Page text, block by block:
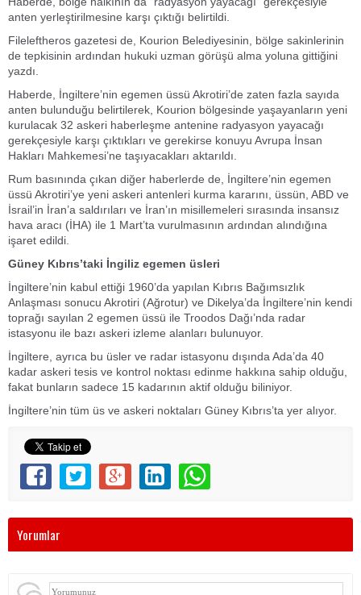
anten yerleştirilmesine karşı çıktığı belirtildi.
Fileleftheros gazetesi de, Kourion Belediyesinin, bölge sakinlerinin
de tepkisinin ardından hukuki uzman görüşü alma yoluna gittiğini
yazdı.
Haberde, İngiltere’nin egemen üssü Akrotiri’de zaten fazla sayıda
anten bulunduğu belirtilerek, Kourion bölgesinde yaşayanların yeni
kurulacak 32 askeri haberleşme antenine radyasyon yayacağı
gerekçesiyle karşı çıktıkları ve gerekirse konuyu Avrupa İnsan
Hakları Mahkemesi’ne taşıyacakları aktarıldı.
Rum basınında çıkan diğer haberlerde de, İngiltere’nin egemen
üssü Akrotiri’ye yeni askeri antenleri kurma kararını, üssün, ABD ve
İsrail’in İran’a saldırıları ve İran’ın misillemeleri sırasında insansız
hava aracı (İHA) ile 1 Mart’ta vurulmasının ardından alındığına
işaret edildi.
Güney Kıbrıs’taki İngiliz egemen üsleri
İngiltere’nin kabul ettiği 1960’da yapılan Kıbrıs Bağımsızlık
Anlaşması sonucu Akrotiri (Ağrotur) ve Dikelya’da İngiltere’nin kendi
toprağı sayılan 2 egemen üssü ile Troodos Dağı’nda radar
istasyonu ile bazı askeri izleme alanları bulunuyor.
İngiltere, ayrıca bu üsler ve radar istasyonu dışında Ada’da 40
kadar askeri tesis ve kontrol noktası edinme hakkına sahip olduğu,
fakat bunların sadece 15 kadarının aktif olduğu biliniyor.
İngiltere’nin tüm üs ve askeri noktaları Güney Kıbrıs’ta yer alıyor.
Yorumlar